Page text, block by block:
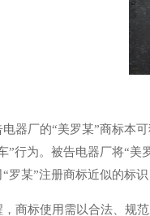
器厂的“美罗某”商标本
”行为。被告电器厂将“美
罗某”注册商标近似的标
商标使用需以合法、规